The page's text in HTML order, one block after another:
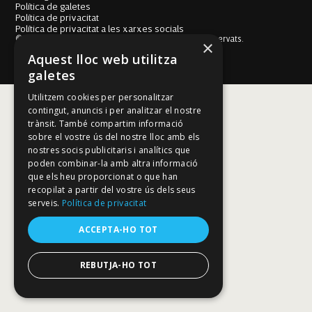
Política de galetes
Política de privacitat
Política de privacitat a les xarxes socials
© Fundació Mallorca Literària 2026. Tots els drets reservats.
Disseny i desenvolupament web BESTALDE STUDIO
×
Aquest lloc web utilitza
galetes
Utilitzem cookies per personalitzar
contingut, anuncis i per analitzar el nostre
trànsit. També compartim informació
sobre el vostre ús del nostre lloc amb els
nostres socis publicitaris i analítics que
poden combinar-la amb altra informació
que els heu proporcionat o que han
recopilat a partir del vostre ús dels seus
serveis. Política de privacitat
ACCEPTA-HO TOT
REBUTJA-HO TOT